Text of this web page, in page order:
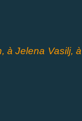
à Jelena Vasilj, à